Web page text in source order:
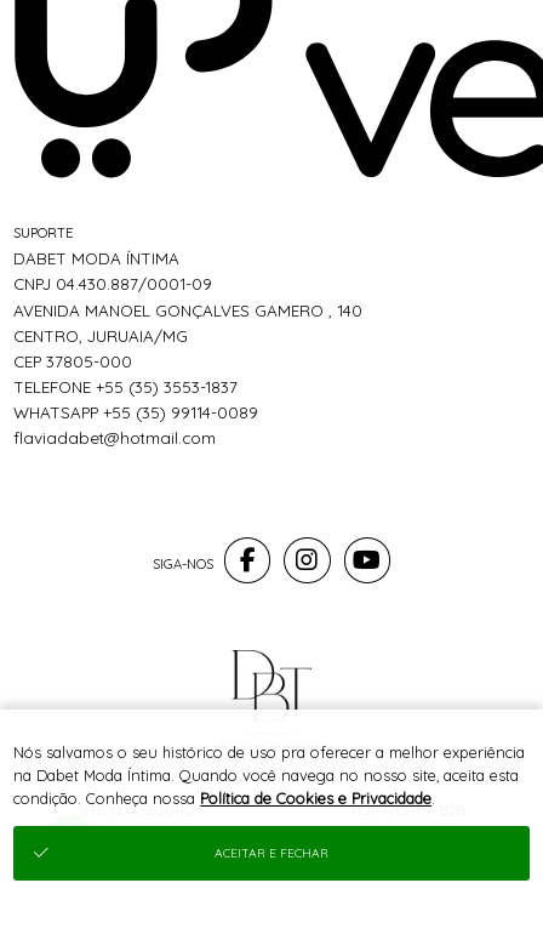
SITE 100% SEGURO PLATAFORMA B2B
SUPORTE
DABET MODA ÍNTIMA
CNPJ 04.430.887/0001-09
AVENIDA MANOEL GONÇALVES GAMERO , 140
CENTRO, JURUAIA/MG
CEP 37805-000
TELEFONE +55 (35) 3553-1837
WHATSAPP +55 (35) 99114-0089
flaviadabet@hotmail.com
® TODOS DIREITOS RESERVADOS
Nós salvamos o seu histórico de uso pra oferecer a melhor experiência
na Dabet Moda Íntima. Quando você navega no nosso site, aceita esta
condição. Conheça nossa Política de Cookies e Privacidade
ACEITAR E FECHAR